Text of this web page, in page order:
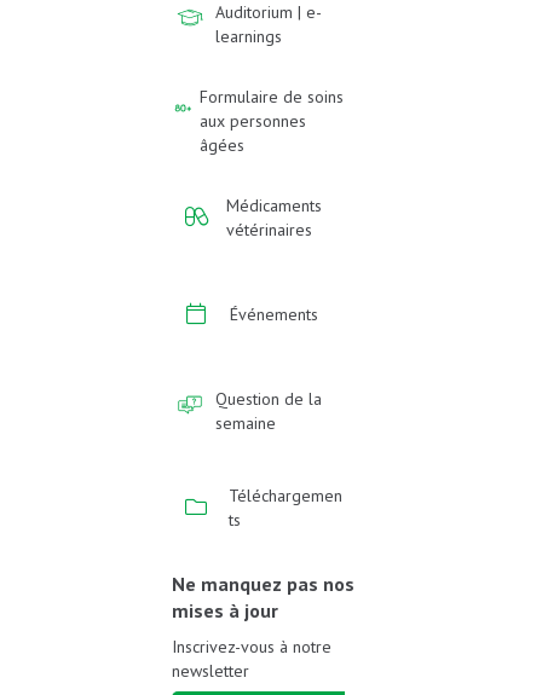
Auditorium | e-
learnings
Formulaire de soins
aux personnes
âgées
Médicaments
vétérinaires
Événements
Question de la
semaine
Téléchargemen
ts
Ne manquez pas nos
mises à jour
Inscrivez-vous à notre
newsletter